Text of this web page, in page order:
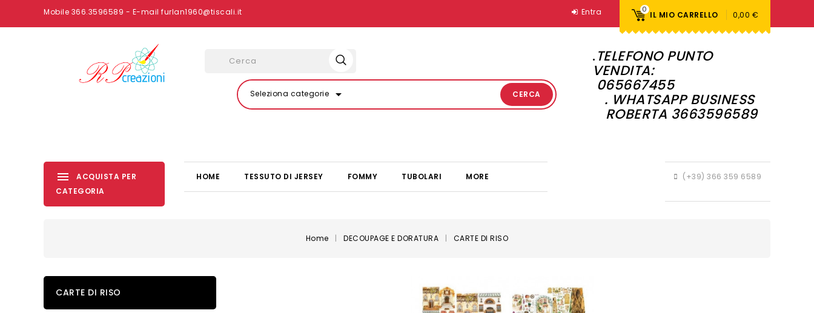
Mobile 366.3596589 - E-mail furlan1960@tiscali.it 0
IL MIO CARRELLO 0,00 €
Entra
.TELEFONO PUNTO
VENDITA:
065667455
. WHATSAPP BUSINESS
ROBERTA 3663596589
Seleziona categorie arrow_drop_down CERCA
ACQUISTA PER
CATEGORIA
HOME TESSUTO DI JERSEY FOMMY TUBOLARI MORE (+39) 366 359 6589
Home DECOUPAGE E DORATURA CARTE DI RISO
CARTE DI RISO